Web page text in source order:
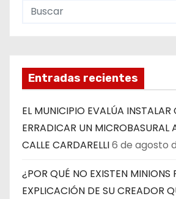
Entradas recientes
EL MUNICIPIO EVALÚA
ERRADICAR UN MICROBASURAL
CALLE CARDARELLI6 de agosto
¿POR QUÉ NO EXISTEN MINIONS
EXPLICACIÓN DE SU CREADOR